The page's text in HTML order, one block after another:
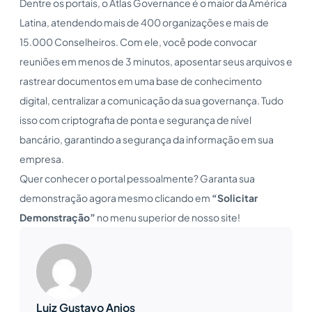
Dentre os portais, o Atlas Governance é o maior da América
Latina, atendendo mais de 400 organizações e mais de
15.000 Conselheiros. Com ele, você pode convocar
reuniões em menos de 3 minutos, aposentar seus arquivos e
rastrear documentos em uma base de conhecimento
digital, centralizar a comunicação da sua governança. Tudo
isso com criptografia de ponta e segurança de nível
bancário, garantindo a segurança da informação em sua
empresa.
Quer conhecer o portal pessoalmente? Garanta sua
demonstração agora mesmo clicando em “Solicitar
Demonstração” no menu superior de nosso site!
Luiz Gustavo Anjos